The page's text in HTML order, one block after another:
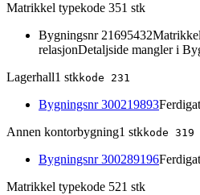
Matrikkel typekode 351 stk
Bygningsnr 21695432
relasjonDetaljside mangler i
Lagerhall1 stkkode 231
Bygningsnr300219893
Annen kontorbygning1 stkkode 319
Bygningsnr300289196
Matrikkel typekode 521 stk